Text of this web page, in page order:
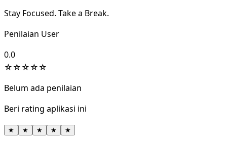
Stay Focused. Take a Break.
Penilaian User
0.0
☆☆☆☆☆
Belum ada penilaian
Beri rating aplikasi ini
★ ★ ★ ★ ★